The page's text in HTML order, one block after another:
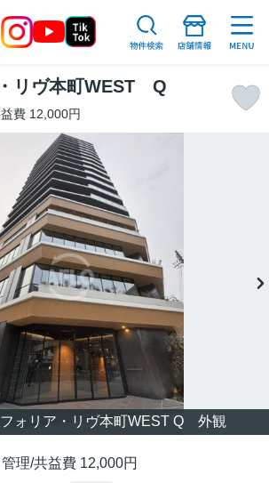
リヴ本町WEST Q
費 12,000円
フォリア・リヴ本町WEST Q 外観
理/共益費 12,000円